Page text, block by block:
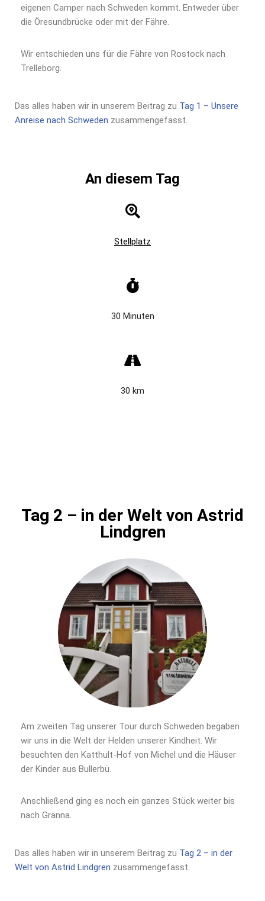
eigenen Camper nach Schweden kommt. Entweder über
die Öresundbrücke oder mit der Fähre.
Wir entschieden uns für die Fähre von Rostock nach
Trelleborg.
Das alles haben wir in unserem Beitrag zu Tag 1 – Unsere
Anreise nach Schweden zusammengefasst.
An diesem Tag
Stellplatz
30 Minuten
30 km
Tag 2 – in der Welt von Astrid
Lindgren
Am zweiten Tag unserer Tour durch Schweden begaben
wir uns in die Welt der Helden unserer Kindheit. Wir
besuchten den Katthult-Hof von Michel und die Häuser
der Kinder aus Bullerbü.
Anschließend ging es noch ein ganzes Stück weiter bis
nach Gränna.
Das alles haben wir in unserem Beitrag zu Tag 2 – in der
Welt von Astrid Lindgren zusammengefasst.